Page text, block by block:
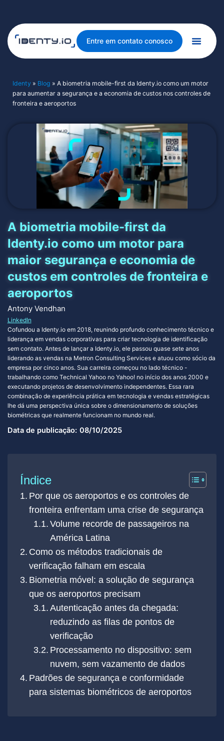
Entre em contato conosco
Identy» Blog » A biometria mobile-first da Identy.io como um motor
para aumentar a segurança e a economia de custos nos controles de
fronteira e aeroportos
Data de publicação: 08/10/2025
Antony Vendhan
LinkedIn
Cofundou a Identy.io em 2018, reunindo profundo conhecimento técnico e
liderança em vendas corporativas para criar tecnologia de identificação
sem contato. Antes de lançar a Identy.io, ele passou quase sete anos
liderando as vendas na Metron Consulting Services e atuou como sócio da
empresa por cinco anos. Sua carreira começou no lado técnico -
trabalhando como Technical Yahoo no Yahoo! no início dos anos 2000 e
executando projetos de desenvolvimento independentes. Essa rara
combinação de experiência prática em tecnologia e vendas estratégicas
lhe dá uma perspectiva única sobre o dimensionamento de soluções
biométricas que realmente funcionam no mundo real.
A biometria mobile-first da
Identy.io como um motor para
maior segurança e economia de
custos em controles de fronteira e
aeroportos
Índice
Por que os aeroportos e os controles de
fronteira enfrentam uma crise de segurança
Volume recorde de passageiros na
América Latina
Como os métodos tradicionais de
verificação falham em escala
Biometria móvel: a solução de segurança
que os aeroportos precisam
Autenticação antes da chegada:
reduzindo as filas de pontos de
verificação
Processamento no dispositivo: sem
nuvem, sem vazamento de dados
Padrões de segurança e conformidade
para sistemas biométricos de aeroportos